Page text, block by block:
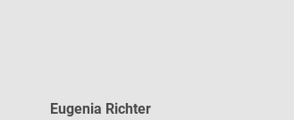
Eugenia Richter